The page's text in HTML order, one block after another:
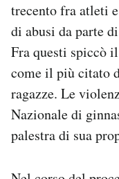
trecento fra atleti
di abusi da parte
Fra questi spiccò
come il più citato
ragazze. Le
Nazionale di
palestra di sua